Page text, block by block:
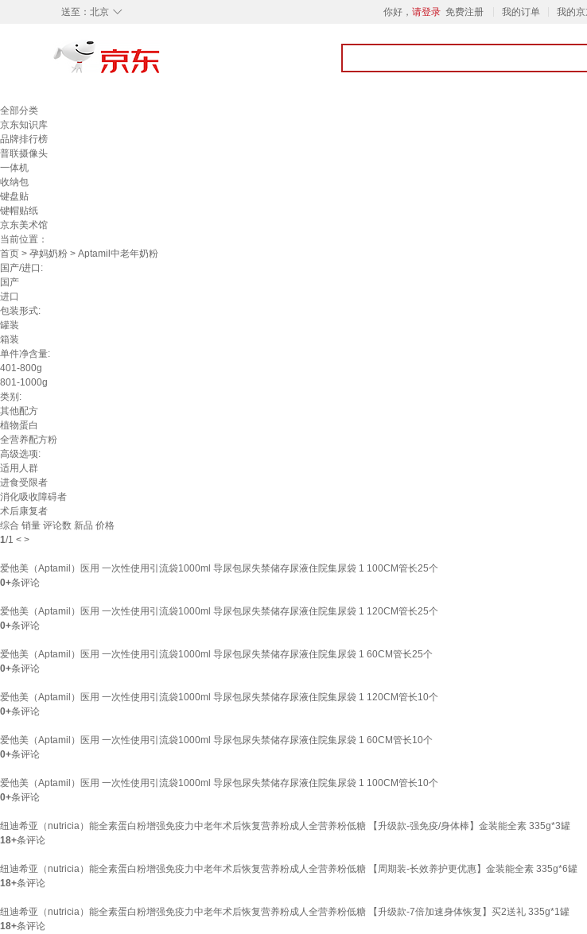
◇
送至： 北京 你好， 请登录 免费注册 我的订单 我的
全部分类
京东知识库
品牌排行榜
普联摄像头
一体机
收纳包
键盘贴
键帽贴纸
京东美术馆
当前位置：
首页 > 孕妈奶粉 > Aptamil中老年奶粉
国产/进口:
国产
进口
包装形式:
罐装
箱装
单件净含量:
401-800g
801-1000g
类别:
其他配方
植物蛋白
全营养配方粉
高级选项:
适用人群
进食受限者
消化吸收障碍者
术后康复者
综合 销量 评论数 新品 价格
1/1 < >
爱他美（Aptamil）医用 一次性使用引流袋1000ml 导尿包尿失禁储存尿液住院集尿袋 1 100CM管长25个
0+条评论
爱他美（Aptamil）医用 一次性使用引流袋1000ml 导尿包尿失禁储存尿液住院集尿袋 1 120CM管长25个
0+条评论
爱他美（Aptamil）医用 一次性使用引流袋1000ml 导尿包尿失禁储存尿液住院集尿袋 1 60CM管长25个
0+条评论
爱他美（Aptamil）医用 一次性使用引流袋1000ml 导尿包尿失禁储存尿液住院集尿袋 1 120CM管长10个
0+条评论
爱他美（Aptamil）医用 一次性使用引流袋1000ml 导尿包尿失禁储存尿液住院集尿袋 1 60CM管长10个
0+条评论
爱他美（Aptamil）医用 一次性使用引流袋1000ml 导尿包尿失禁储存尿液住院集尿袋 1 100CM管长10个
0+条评论
纽迪希亚（nutricia）能全素蛋白粉增强免疫力中老年术后恢复营养粉成人全营养粉低糖 【升级款-强免疫/身体棒】金装能全素 335g*3罐
18+条评论
纽迪希亚（nutricia）能全素蛋白粉增强免疫力中老年术后恢复营养粉成人全营养粉低糖 【周期装-长效养护更优惠】金装能全素 335g*6罐
18+条评论
纽迪希亚（nutricia）能全素蛋白粉增强免疫力中老年术后恢复营养粉成人全营养粉低糖 【升级款-7倍加速身体恢复】买2送礼 335g*1罐
18+条评论